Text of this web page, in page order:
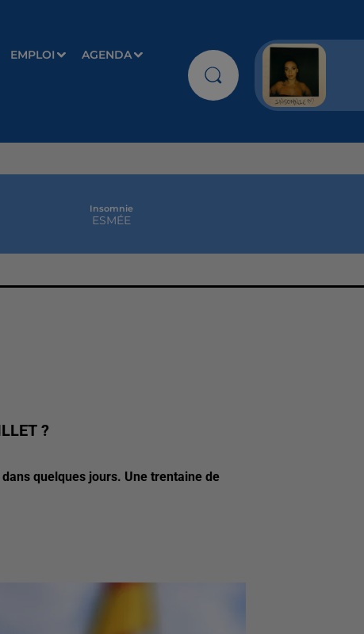
EMPLOI AGENDA
Insomnie
ESMÉE
?
quelques jours. Une trentaine de